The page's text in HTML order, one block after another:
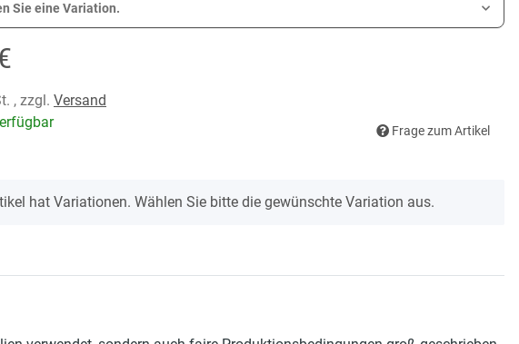
Sie eine Variation.
, zzgl. Versand
Frage zum Artikel
hat Variationen. Wählen Sie bitte die gewünschte Variation aus.